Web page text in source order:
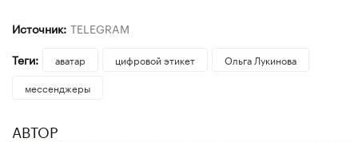
Источник: TELEGRAM
Теги:
аватар цифровой этикет
Ольга Лукинова
мессенджеры
АВТОР